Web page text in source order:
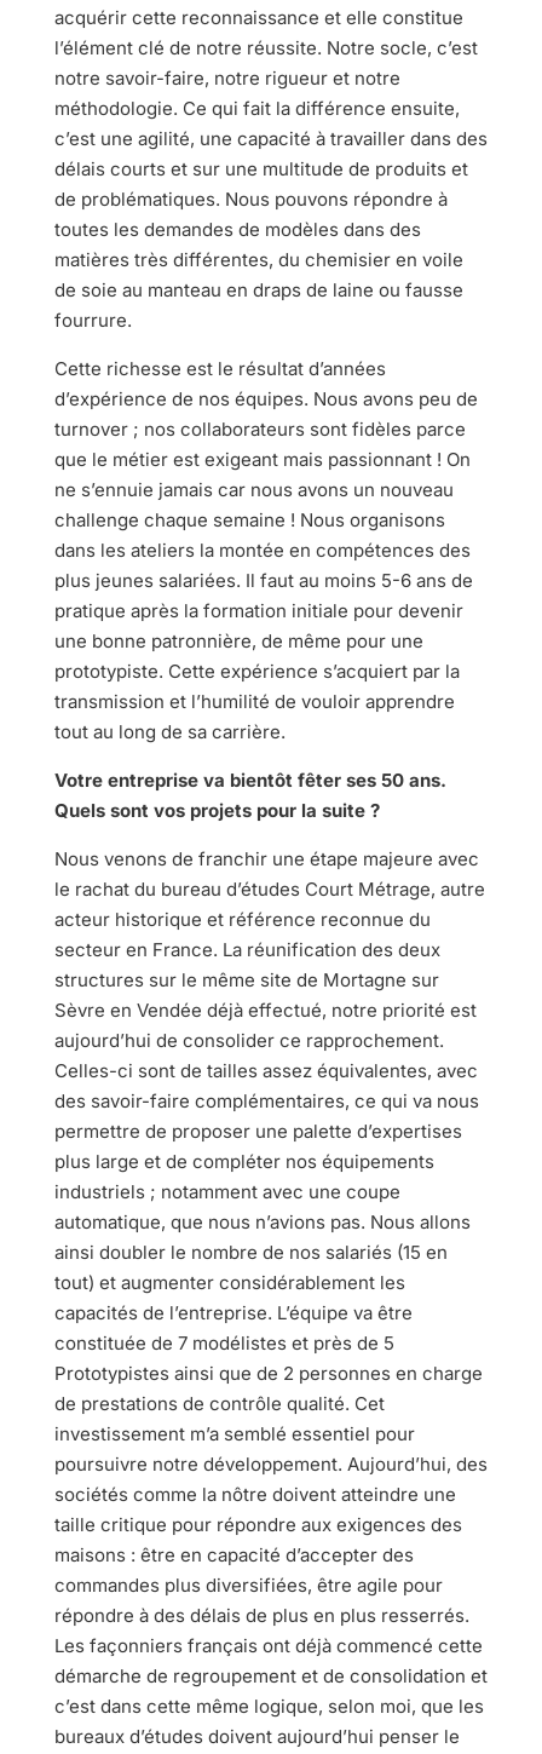
acquérir cette reconnaissance et elle constitue
l’élément clé de notre réussite. Notre socle, c’est
notre savoir-faire, notre rigueur et notre
méthodologie. Ce qui fait la différence ensuite,
c’est une agilité, une capacité à travailler dans des
délais courts et sur une multitude de produits et
de problématiques. Nous pouvons répondre à
toutes les demandes de modèles dans des
matières très différentes, du chemisier en voile
de soie au manteau en draps de laine ou fausse
fourrure.
Cette richesse est le résultat d’années
d’expérience de nos équipes. Nous avons peu de
turnover ; nos collaborateurs sont fidèles parce
que le métier est exigeant mais passionnant ! On
ne s’ennuie jamais car nous avons un nouveau
challenge chaque semaine ! Nous organisons
dans les ateliers la montée en compétences des
plus jeunes salariées. Il faut au moins 5-6 ans de
pratique après la formation initiale pour devenir
une bonne patronnière, de même pour une
prototypiste. Cette expérience s’acquiert par la
transmission et l’humilité de vouloir apprendre
tout au long de sa carrière.
Votre entreprise va bientôt fêter ses 50 ans.
Quels sont vos projets pour la suite ?
Nous venons de franchir une étape majeure avec
le rachat du bureau d’études Court Métrage, autre
acteur historique et référence reconnue du
secteur en France. La réunification des deux
structures sur le même site de Mortagne sur
Sèvre en Vendée déjà effectué, notre priorité est
aujourd’hui de consolider ce rapprochement.
Celles-ci sont de tailles assez équivalentes, avec
des savoir-faire complémentaires, ce qui va nous
permettre de proposer une palette d’expertises
plus large et de compléter nos équipements
industriels ; notamment avec une coupe
automatique, que nous n’avions pas. Nous allons
ainsi doubler le nombre de nos salariés (15 en
tout) et augmenter considérablement les
capacités de l’entreprise. L’équipe va être
constituée de 7 modélistes et près de 5
Prototypistes ainsi que de 2 personnes en charge
de prestations de contrôle qualité. Cet
investissement m’a semblé essentiel pour
poursuivre notre développement. Aujourd’hui, des
sociétés comme la nôtre doivent atteindre une
taille critique pour répondre aux exigences des
maisons : être en capacité d’accepter des
commandes plus diversifiées, être agile pour
répondre à des délais de plus en plus resserrés.
Les façonniers français ont déjà commencé cette
démarche de regroupement et de consolidation et
c’est dans cette même logique, selon moi, que les
bureaux d’études doivent aujourd’hui penser le